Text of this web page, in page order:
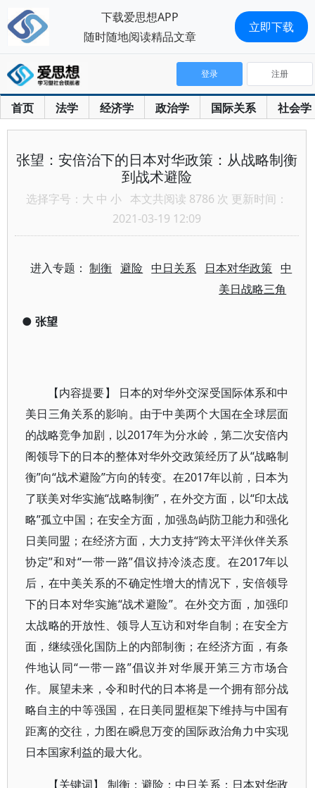
首页 法学 经济学 政治学 国际关系 社会学
登录 注册
张望：安倍治下的日本对华政策：从战略制衡
到战术避险
选择字号： 大 中 小 本文共阅读 8786 次 更新时间：
2021-03-19 12:09
进入专题：制衡 避险 中日关系 日本对华政策 中
美日战略三角
● 张望
【内容提要】 日本的对华外交深受国际体系和中
美日三角关系的影响。由于中美两个大国在全球层面
的战略竞争加剧，以2017年为分水岭，第二次安倍内
阁领导下的日本的整体对华外交政策经历了从“战略制
衡”向“战术避险”方向的转变。在2017年以前，日本为
了联美对华实施“战略制衡”，在外交方面，以“印太战
略”孤立中国；在安全方面，加强岛屿防卫能力和强化
日美同盟；在经济方面，大力支持“跨太平洋伙伴关系
协定”和对“一带一路”倡议持冷淡态度。在2017年以
后，在中美关系的不确定性增大的情况下，安倍领导
下的日本对华实施“战术避险”。在外交方面，加强印
太战略的开放性、领导人互访和对华自制；在安全方
面，继续强化国防上的内部制衡；在经济方面，有条
件地认同“一带一路”倡议并对华展开第三方市场合
作。展望未来，令和时代的日本将是一个拥有部分战
略自主的中等强国，在日美同盟框架下维持与中国有
距离的交往，力图在瞬息万变的国际政治角力中实现
日本国家利益的最大化。
【关键词】 制衡；避险；中日关系；日本对华政
下载爱思想APP
随时随地阅读精品文章
立即下载